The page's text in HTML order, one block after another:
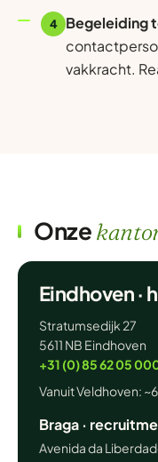
4 Begeleiding
vakkracht.
Onze
Eindhoven ·
Stratumsedijk 27
5611 NB Eindhoven
+31 (0) 85 62 05
Vanuit Veldhoven:
Braga ·
Avenida da